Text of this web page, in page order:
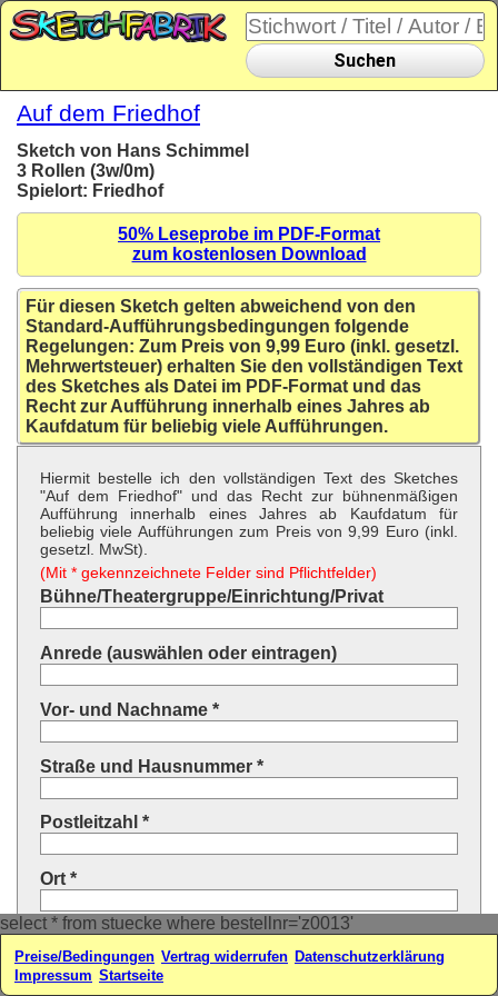
select * from stuecke where bestellnr='z0013'
Suchen
Auf dem Friedhof
Sketch von Hans Schimmel
3 Rollen (3w/0m)
Spielort: Friedhof
50% Leseprobe im PDF-Format
zum kostenlosen Download
Für diesen Sketch gelten abweichend von den
Standard-Aufführungsbedingungen folgende
Regelungen: Zum Preis von 9,99 Euro (inkl. gesetzl.
Mehrwertsteuer) erhalten Sie den vollständigen Text
des Sketches als Datei im PDF-Format und das
Recht zur Aufführung innerhalb eines Jahres ab
Kaufdatum für beliebig viele Aufführungen.
Hiermit bestelle ich den vollständigen Text des Sketches
"Auf dem Friedhof" und das Recht zur bühnenmäßigen
Aufführung innerhalb eines Jahres ab Kaufdatum für
beliebig viele Aufführungen zum Preis von 9,99 Euro (inkl.
gesetzl. MwSt).
(Mit * gekennzeichnete Felder sind Pflichtfelder)
Bühne/Theatergruppe/Einrichtung/Privat
Anrede (auswählen oder eintragen)
Vor- und Nachname *
Straße und Hausnummer *
Postleitzahl *
Ort *
Land * (auswählen oder eintragen)
Ihre E-Mail-Adresse*
Preise/Bedingungen Vertrag widerrufen Datenschutzerklärung
Impressum Startseite